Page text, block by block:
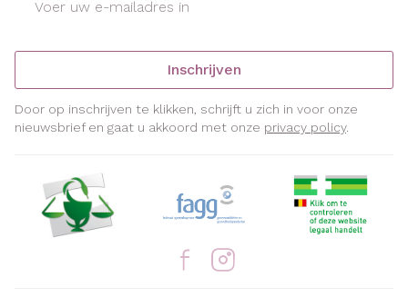
Inschrijven
Door op inschrijven te klikken, schrijft u zich in voor onze
nieuwsbrief en gaat u akkoord met onze privacy policy.